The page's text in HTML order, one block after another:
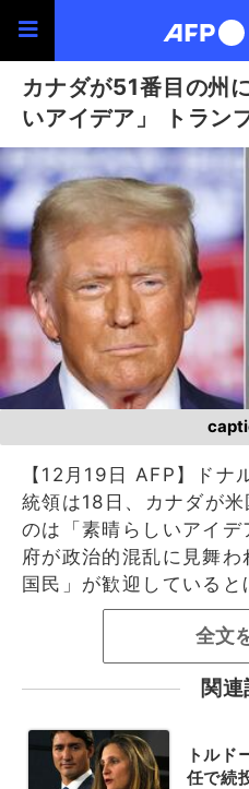
カナダが51番目の州
いアイデア」 トラン
【12月19日 AFP】ドナ
統領は18日、カナダが
のは「素晴らしいアイ
府が政治的混乱に見舞
国民」が歓迎していると
全文
関
トルド
任で続